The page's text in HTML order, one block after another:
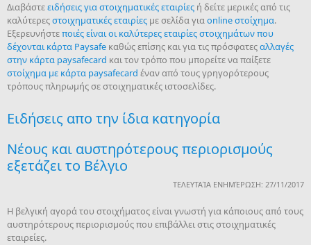
Διαβάστεειδήσεις για στοιχηματικές εταιρίες ή δείτε μερικές από τις
καλύτερεςστοιχηματικές εταιρίες με σελίδα γιαonline στοίχημα.
Εξερευνήστεποιές είναι οι καλύτερες εταιρίες στοιχημάτων που
δέχονται κάρτα Paysafe καθώς επίσης και για τις πρόσφατεςαλλαγές
στην κάρτα paysafecard και τον τρόπο που μπορείτε να παίξετε
στοίχημα με κάρτα paysafecard έναν από τους γρηγορότερους
τρόπους πληρωμής σε στοιχηματικές ιστοσελίδες.
Ειδήσεις απο την ίδια κατηγορία
Νέους και αυστηρότερους περιορισμούς
εξετάζει το Βέλγιο
ΤΕΛΕΥΤΑΊΑ ΕΝΗΜΈΡΩΣΗ: 27/11/2017
Η βελγική αγορά του στοιχήματος είναι γνωστή για κάποιους από τους
αυστηρότερους περιορισμούς που επιβάλλει στις στοιχηματικές
εταιρείες.